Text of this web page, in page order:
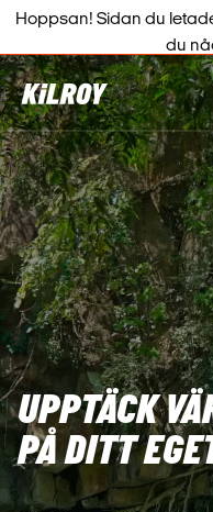
UPPTÄCK
PÅ DITT
Hoppsan! Sidan du
du